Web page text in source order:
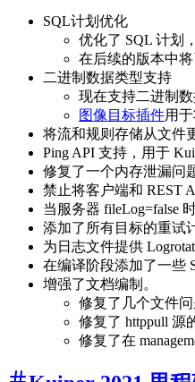
SQL计划优化
优化了 SQL 计划
在后续的版本中将
二进制数据类型支持
现在支持二进制
图像目标插件用
将流和规则存储从文件
Ping API 支持，用于
修复了一个内存泄漏问
禁止将客户端和 REST
当服务器 fileLog=false
添加了所有目标的重试
为日志文件提供
在编译阶段添加了一些
增强了文档编制。
修复了几个文件问
修复了 httppull 源
修复了在